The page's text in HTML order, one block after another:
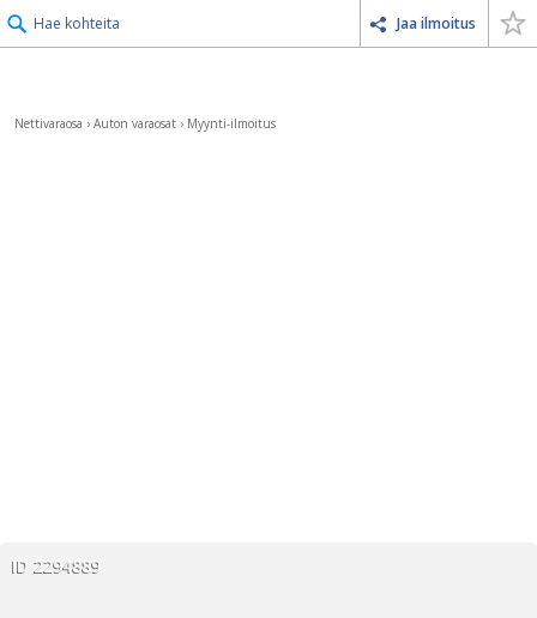
Hae kohteita Jaa ilmoitus
Nettivaraosa › Auton varaosat › Myynti-ilmoitus
ID 2294889